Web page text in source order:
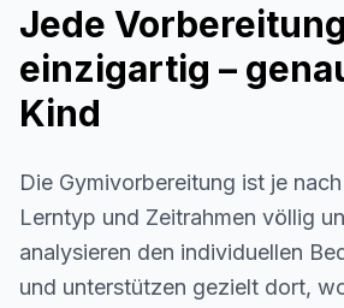
Jede
einzigartig –
Kind
Die Gymivorbereitung ist je
Lerntyp und Zeitrahmen völlig
analysieren den individuellen
und unterstützen gezielt dort,